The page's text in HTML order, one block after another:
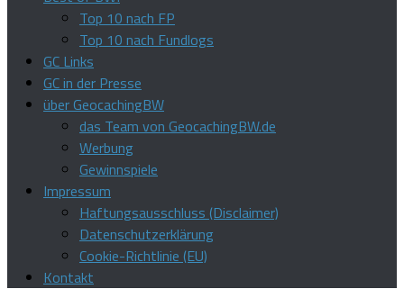
Top 10 nach FP
Top 10 nach Fundlogs
GC Links
GC in der Presse
über GeocachingBW
das Team von GeocachingBW.de
Werbung
Gewinnspiele
Impressum
Haftungsausschluss (Disclaimer)
Datenschutzerklärung
Cookie-Richtlinie (EU)
Kontakt